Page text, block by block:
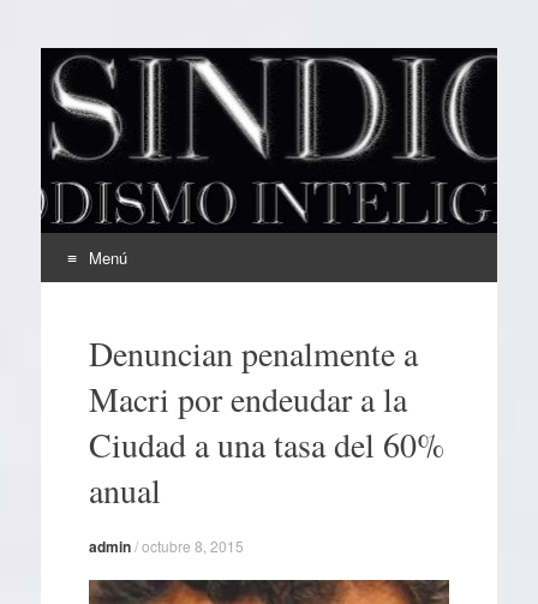
EL SINDICAL
Periodismo Inteligente
Menú
contenidoDenuncian penalmente a
Macri por endeudar a la
Ciudad a una tasa del 60%
anual
admin/octubre 8, 2015